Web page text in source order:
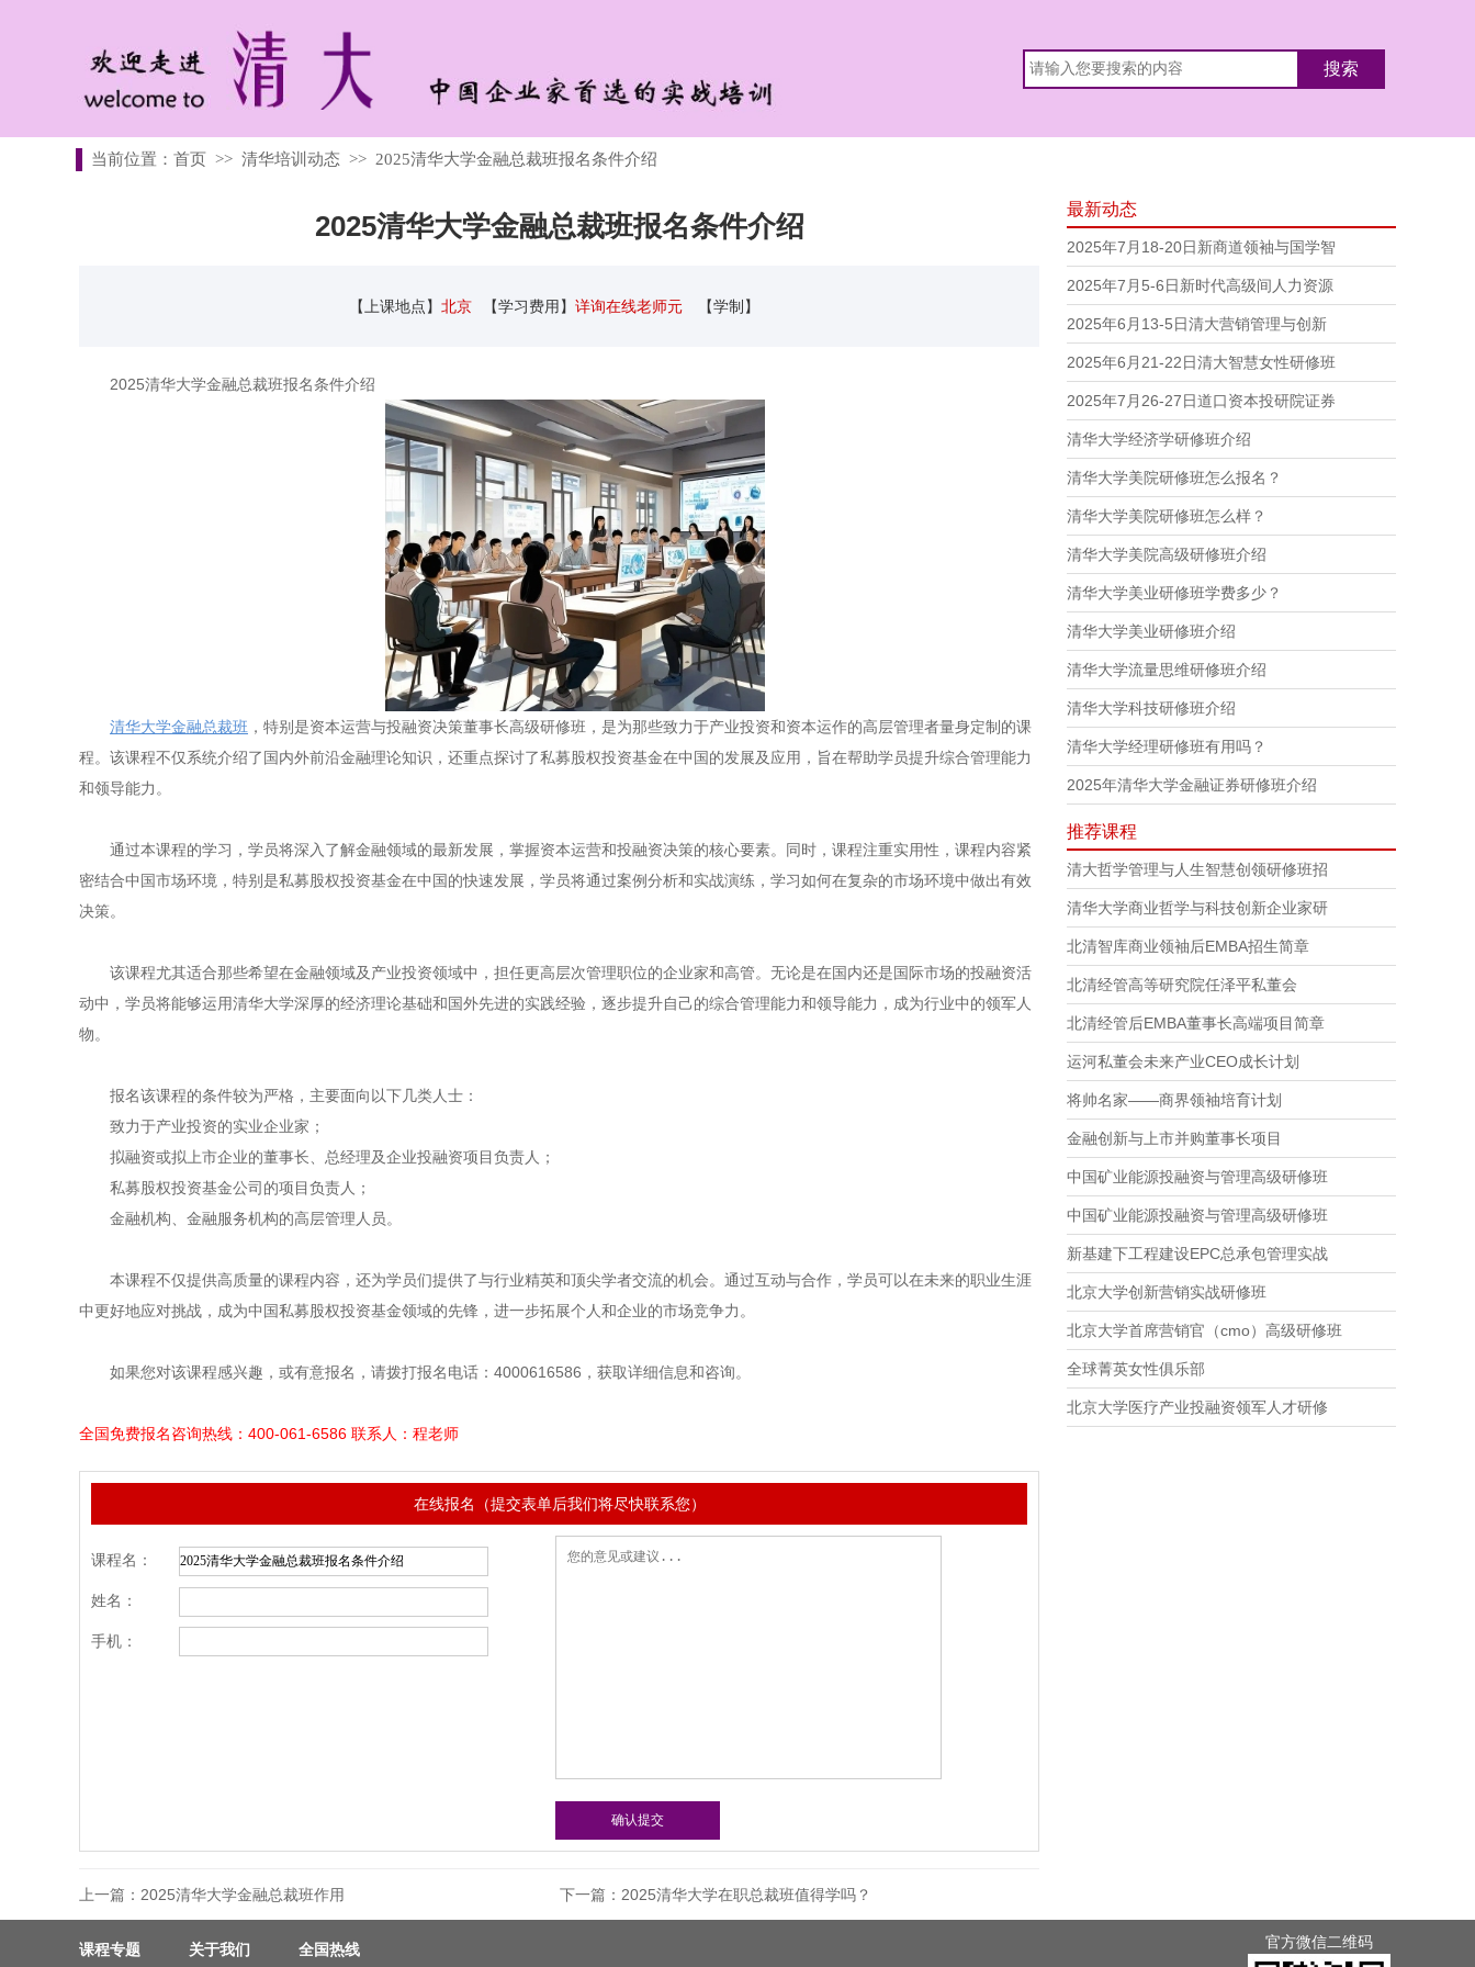
当前位置： 首页 >> 清华培训动态 >> 2025清华大学金融总裁班报名条件介绍
2025清华大学金融总裁班报名条件介绍
【上课地点】 北京 【学习费用】 详询在线老师元 【学制】
2025清华大学金融总裁班报名条件介绍
清华大学金融总裁班 ，特别是资本运营与投融资决策董事长高级研修班，是为那些致力于产业投资和资本运作的高层管理者量身定制的课
程。该课程不仅系统介绍了国内外前沿金融理论知识，还重点探讨了私募股权投资基金在中国的发展及应用，旨在帮助学员提升综合管理能力
和领导能力。
通过本课程的学习，学员将深入了解金融领域的最新发展，掌握资本运营和投融资决策的核心要素。同时，课程注重实用性，课程内容紧
密结合中国市场环境，特别是私募股权投资基金在中国的快速发展，学员将通过案例分析和实战演练，学习如何在复杂的市场环境中做出有效
决策。
该课程尤其适合那些希望在金融领域及产业投资领域中，担任更高层次管理职位的企业家和高管。无论是在国内还是国际市场的投融资活
动中，学员将能够运用清华大学深厚的经济理论基础和国外先进的实践经验，逐步提升自己的综合管理能力和领导能力，成为行业中的领军人
物。
报名该课程的条件较为严格，主要面向以下几类人士：
致力于产业投资的实业企业家；
拟融资或拟上市企业的董事长、总经理及企业投融资项目负责人；
私募股权投资基金公司的项目负责人；
金融机构、金融服务机构的高层管理人员。
本课程不仅提供高质量的课程内容，还为学员们提供了与行业精英和顶尖学者交流的机会。通过互动与合作，学员可以在未来的职业生涯
中更好地应对挑战，成为中国私募股权投资基金领域的先锋，进一步拓展个人和企业的市场竞争力。
如果您对该课程感兴趣，或有意报名，请拨打报名电话：4000616586，获取详细信息和咨询。
全国免费报名咨询热线：400-061-6586 联系人：程老师
在线报名（提交表单后我们将尽快联系您）
课程名：
姓名：
手机：
上一篇： 2025清华大学金融总裁班作用 下一篇： 2025清华大学在职总裁班值得学吗？
最新动态
2025年7月18-20日新商道领袖与国学智
2025年7月5-6日新时代高级间人力资源
2025年6月13-5日清大营销管理与创新
2025年6月21-22日清大智慧女性研修班
2025年7月26-27日道口资本投研院证券
清华大学经济学研修班介绍
清华大学美院研修班怎么报名？
清华大学美院研修班怎么样？
清华大学美院高级研修班介绍
清华大学美业研修班学费多少？
清华大学美业研修班介绍
清华大学流量思维研修班介绍
清华大学科技研修班介绍
清华大学经理研修班有用吗？
2025年清华大学金融证券研修班介绍
推荐课程
清大哲学管理与人生智慧创领研修班招
清华大学商业哲学与科技创新企业家研
北清智库商业领袖后EMBA招生简章
北清经管高等研究院任泽平私董会
北清经管后EMBA董事长高端项目简章
运河私董会未来产业CEO成长计划
将帅名家——商界领袖培育计划
金融创新与上市并购董事长项目
中国矿业能源投融资与管理高级研修班
中国矿业能源投融资与管理高级研修班
新基建下工程建设EPC总承包管理实战
北京大学创新营销实战研修班
北京大学首席营销官（cmo）高级研修班
全球菁英女性俱乐部
北京大学医疗产业投融资领军人才研修
课程专题 关于我们 全国热线 官方微信二维码